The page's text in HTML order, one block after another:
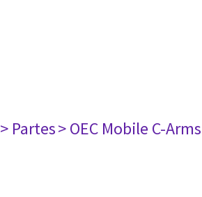
> Partes> OEC Mobile C-Arms